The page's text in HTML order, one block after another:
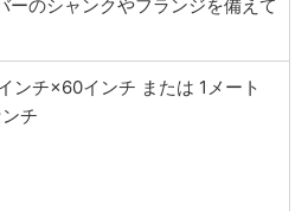
ーのシャンクやフランジを備えて
ンチ×60インチ または 1メート
チ